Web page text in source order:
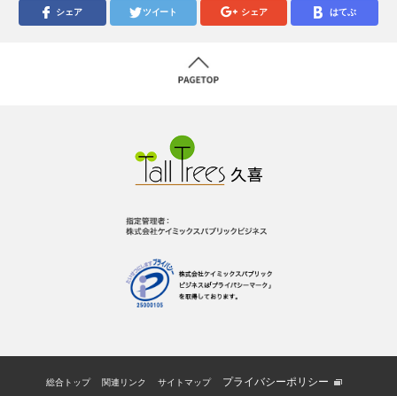
シェア ツイート シェア はてぶ
総合トップ 関連リンク サイトマップ プライバシーポリシー